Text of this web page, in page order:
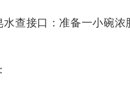
水查接口：准备一小碗